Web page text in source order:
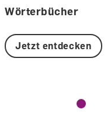
Wörterbücher
Jetzt entdecken